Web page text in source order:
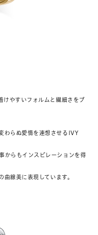
けやすいフォルムと繊細さをプ
わらぬ愛情を連想させるIVY
からもインスピレーションを得
線美に表現しています。